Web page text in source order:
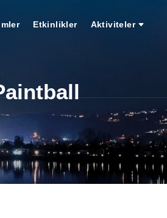
Etkinlikler Aktiviteler